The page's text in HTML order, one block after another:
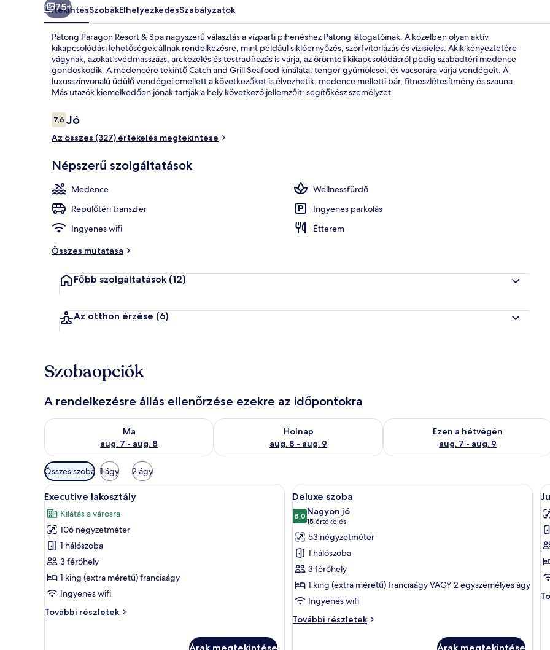
Elnöki
75+
ÁttekintésSzobákElhelyezkedésSzabályzatok
Patong Paragon Resort & Spa nagyszerű választás a vízparti pihenéshez Patong látogatóinak. A közelben olyan aktív
kikapcsolódási lehetőségek állnak rendelkezésre, mint például siklóernyőzés, szörfvitorlázás és vízisíelés. Akik kényeztetére
vágynak, azokat svédmasszázs, arckezelés és testradírozás is várja, az örömteli kikapcsolódásról pedig szabadtéri medence
gondoskodik. A medencére tekintő Catch and Grill Seafood kínálata: tenger gyümölcsei, és vacsorára várja vendégeit. A
luxusszínvonalú üdülő vendégei emellett a következőket is élvezhetik: medence melletti bár, fitneszlétesítmény és szauna.
Más utazók kiemelkedően jónak tartják a hely következó jellemzőit: segítőkész személyzet.
Értékelések
7,67,6 ennyiből: 10
Jó
Az összes (327) értékelés megtekintése
Népszerű szolgáltatások
Medence
Wellnessfürdő
Repülőtéri transzfer
Ingyenes parkolás
Ingyenes wifi
Étterem
Összes mutatása
Főbb szolgáltatások (12)
Az otthon érzése (6)
Szobaopciók
A rendelkezésre állás ellenőrzése ezekre az időpontokra
Ma
aug. 7 - aug. 8
A ma esti rendelkezésre állás ellenőrzése: aug. 7 - aug. 8
Holnap
aug. 8 - aug. 9
A holnapi rendelkezésre állás ellenőrzése: aug. 8 - aug. 9
Ezen a hétvégén
aug. 7 - aug. 9
A mostani hétvégi rendelkezésre állás
Szobákhoz
rendelkezésre
álló
szűrők
Összes szoba 1 ágy 2 ágy
A
következő
szoba
összes
képének
megtekintése:
Executive
lakosztály
Egy szállodai szoba, amelyben egy nagy ágy, éjjélysztakák lámpákkal, egy íróasztal található, és a városra
8
Executive lakosztály
Kilátás a városra
106 négyzetméter
1 hálószoba
3 férőhely
1 king (extra méretű) franciaágy
Ingyenes wifi
További részletek
Executive
A
következő
szoba
összes
képének
megtekintése:
Deluxe
szoba
Egy kétágyas szoba, íróasztallal,
7
Deluxe szoba
8,010-ből 8,0
Nagyon jó
15 értékelés
(15
értékelés)
53 négyzetméter
1 hálószoba
3 férőhely
1 king (extra méretű) franciaágy VAGY 2 egyszemélyes ágy
Ingyenes wifi
További részletek
Deluxe
A
1